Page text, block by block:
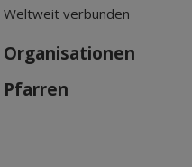
Weltweit verbunden
Organisationen
Pfarren